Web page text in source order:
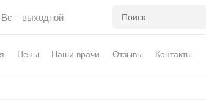
– выходной
Цены Наши врачи Отзывы Контакты